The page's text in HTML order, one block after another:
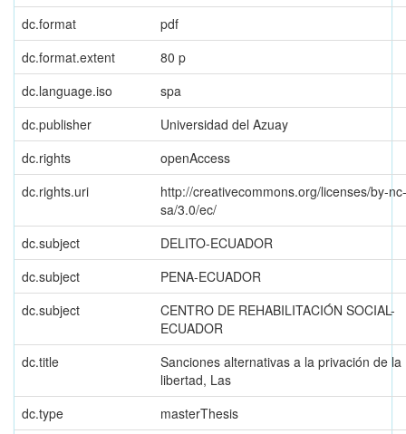
dc.format
pdf
dc.format.extent
80 p
dc.language.iso
spa
dc.publisher
Universidad del Azuay
dc.rights
openAccess
dc.rights.uri
http://creativecommons.org/licenses/by-nc-
sa/3.0/ec/
dc.subject
DELITO-ECUADOR
dc.subject
PENA-ECUADOR
dc.subject
CENTRO DE REHABILITACIÓN SOCIAL-
ECUADOR
dc.title
Sanciones alternativas a la privación de la
libertad, Las
dc.type
masterThesis